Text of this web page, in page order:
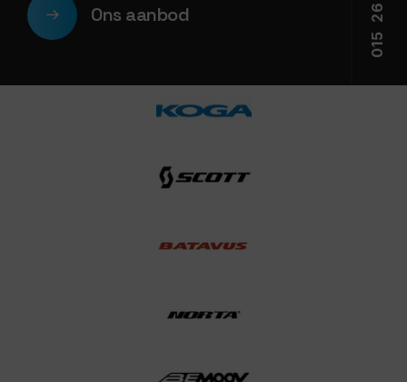
0
1
5
2
6
Ons aanbod